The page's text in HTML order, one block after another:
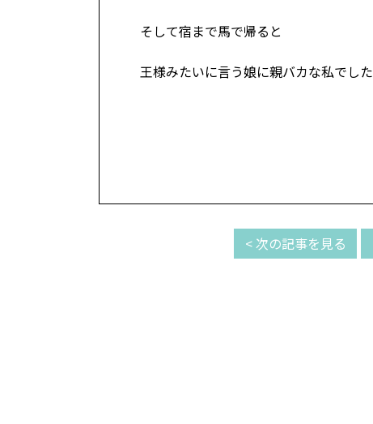
そして宿まで馬で帰ると
王様みたいに言う娘に親バカな私でした
< 次の記事を見る